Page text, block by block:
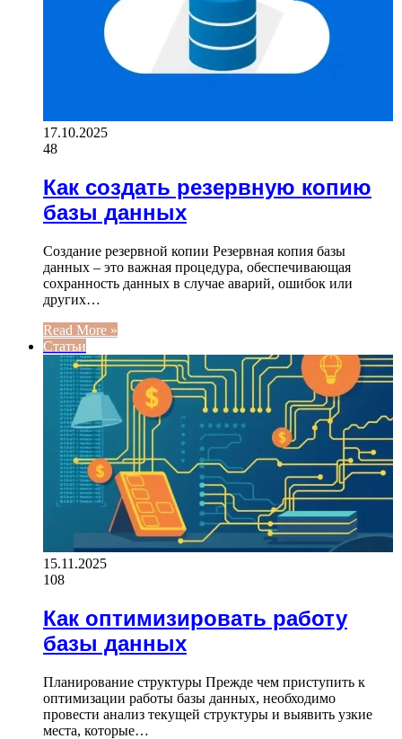
17.10.2025
48
Как создать резервную копию
базы данных
Создание резервной копии Резервная копия базы
данных – это важная процедура, обеспечивающая
сохранность данных в случае аварий, ошибок или
других…
Read More »
Статьи
15.11.2025
108
Как оптимизировать работу
базы данных
Планирование структуры Прежде чем приступить к
оптимизации работы базы данных, необходимо
провести анализ текущей структуры и выявить узкие
места, которые…